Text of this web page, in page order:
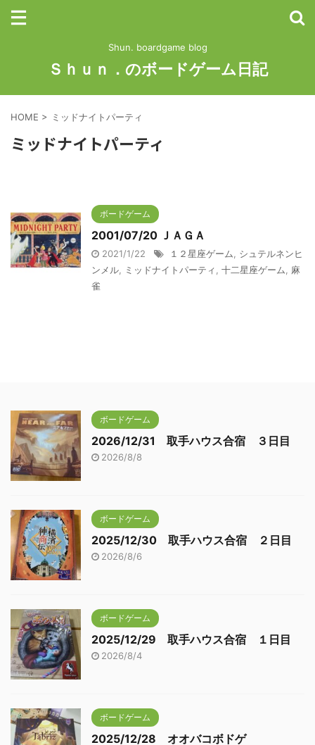
Shun. boardgame blog
Ｓｈｕｎ．のボードゲーム日記
HOME > ミッドナイトパーティ
ミッドナイトパーティ
ボードゲーム
2001/07/20 ＪＡＧＡ
2021/1/22 １２星座ゲーム
シュテルネンヒ
ンメル
ミッドナイトパーティ 十二星座ゲーム
麻
雀
ボードゲーム
2026/12/31 取手ハウス合宿 ３日目
2026/8/8
ボードゲーム
2025/12/30 取手ハウス合宿 ２日目
2026/8/6
ボードゲーム
2025/12/29 取手ハウス合宿 １日目
2026/8/4
ボードゲーム
2025/12/28 オオバコボドゲ